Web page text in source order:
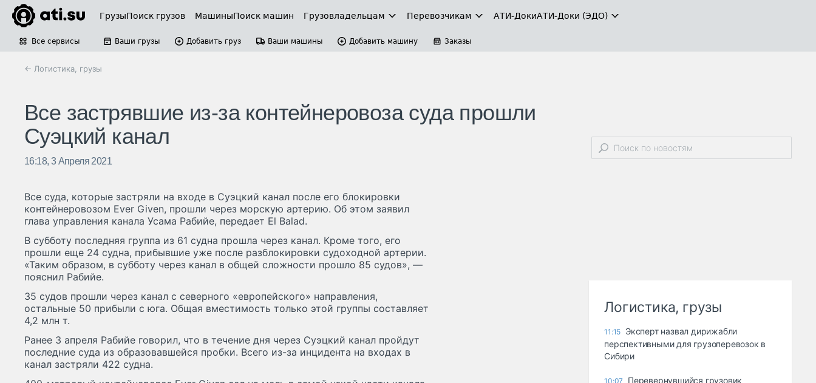
ГрузыПоиск грузов МашиныПоиск машин Грузовладельцам Перевозчикам АТИ-ДокиАТИ-Доки (ЭДО)
Все сервисы Ваши грузы Добавить груз Ваши машины Добавить машину Заказы
← Логистика, грузы
Все застрявшие из-за контейнеровоза суда прошли
Суэцкий канал
16:18, 3 Апреля 2021
Все суда, которые застряли на входе в Суэцкий канал после его блокировки
контейнеровозом Ever Given, прошли через морскую артерию. Об этом заявил
глава управления канала Усама Рабийе, передает El Balad.
В субботу последняя группа из 61 судна прошла через канал. Кроме того, его
прошли еще 24 судна, прибывшие уже после разблокировки судоходной артерии.
«Таким образом, в субботу через канал в общей сложности прошло 85 судов», —
пояснил Рабийе.
35 судов прошли через канал с северного «европейского» направления,
остальные 50 прибыли с юга. Общая вместимость только этой группы составляет
4,2 млн т.
Ранее 3 апреля Рабийе говорил, что в течение дня через Суэцкий канал пройдут
последние суда из образовавшейся пробки. Всего из-за инцидента на входах в
канал застряли 422 судна.
Логистика, грузы
11:15 Эксперт назвал дирижабли
перспективными для грузоперевозок в
Сибири
10:07
Перевернувшийся грузовик